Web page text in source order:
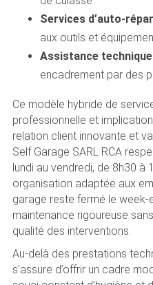
Services d’auto-
aux outils et
Assistance
encadrement par des
Ce modèle hybride de
professionnelle et
relation client innovante et
Self Garage SARL RCA
lundi au vendredi, de 8h30 à
organisation adaptée aux
garage reste fermé le week-
maintenance rigoureuse
qualité des interventions.
Au-delà des prestations
s’assure d’offrir un cadre